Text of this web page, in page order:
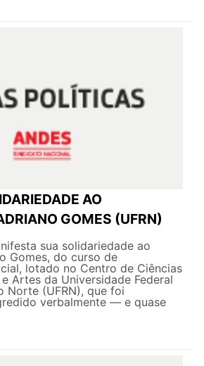
AO
GOMES (UFRN)
sua solidariedade ao
Gomes, do curso de
lotado no Centro de Ciências
Artes da Universidade Federal
Norte (UFRN), que foi
verbalmente — e quase